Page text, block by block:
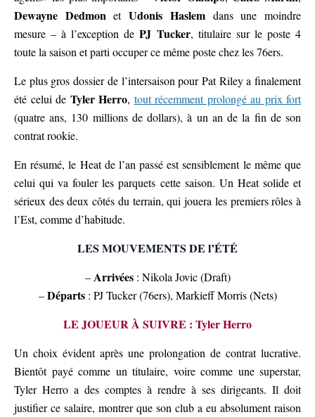
Dewayne Dedmon etUdonis Haslemdans une moindre
mesure – à l’exception dePJ Tucker, titulaire sur le poste 4
toute la saison et parti occuper ce même poste chez les 76ers.
Le plus gros dossier de l’intersaison pour Pat Riley a finalement
été celui de Tyler Herro, tout récemment prolongé au prix fort
(quatre ans, 130 millions de dollars), à un an de la fin de son
contrat rookie.
En résumé, le Heat de l’an passé est sensiblement le même que
celui qui va fouler les parquets cette saison. Un Heat solide et
sérieux des deux côtés du terrain, qui jouera les premiers rôles à
l’Est, comme d’habitude.
LES MOUVEMENTS DE l’ÉTÉ
–Arrivées: Nikola Jovic (Draft)
–Départs: PJ Tucker (76ers), Markieff Morris (Nets)
LE JOUEUR À SUIVRE : Tyler Herro
Un choix évident après une prolongation de contrat lucrative.
Bientôt payé comme un titulaire, voire comme une superstar,
Tyler Herro a des comptes à rendre à ses dirigeants. Il doit
justifier ce salaire, montrer que son club a eu absolument raison